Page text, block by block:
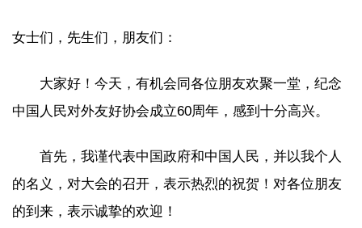
女士们，先生们，朋友们：
大家好！今天，有机会同各位朋友欢聚一堂，纪念
中国人民对外友好协会成立60周年，感到十分高兴。
首先，我谨代表中国政府和中国人民，并以我个人
的名义，对大会的召开，表示热烈的祝贺！对各位朋友
的到来，表示诚挚的欢迎！